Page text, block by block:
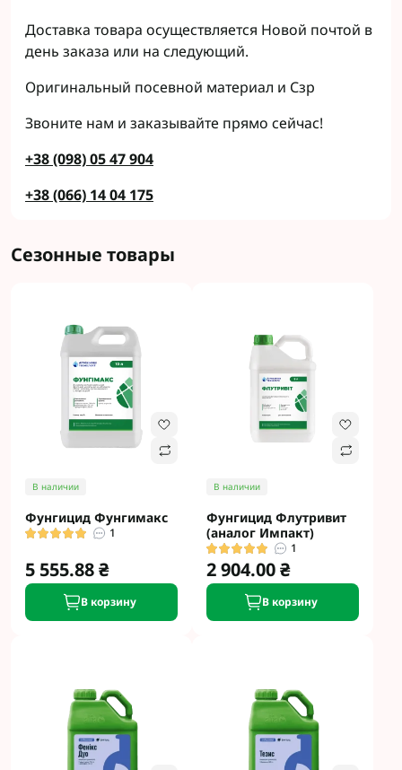
Доставка товара осуществляется Новой почтой в
день заказа или на следующий.
Оригинальный посевной материал и Сзр
Звоните нам и заказывайте прямо сейчас!
+38 (098) 05 47 904
+38 (066) 14 04 175
Сезонные товары
В наличии
Фунгицид Фунгимакс
1
5 555.88 ₴
В корзину
В наличии
Фунгицид Флутривит
(аналог Импакт)
1
2 904.00 ₴
В корзину